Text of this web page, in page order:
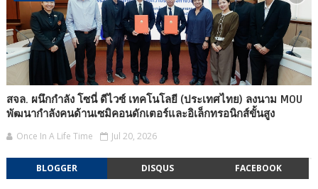
สจล. ผนึกกำลัง โซนี่ ดีไวซ์ เทคโนโลยี (ประเทศไทย) ลงนาม MOU
พัฒนากำลังคนด้านเซมิคอนดักเตอร์และอิเล็กทรอนิกส์ขั้นสูง
Once In A Life Time Jul 20, 2026
BLOGGER DISQUS FACEBOOK